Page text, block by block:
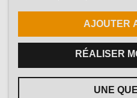
AJOUTER
RÉALISER
UNE